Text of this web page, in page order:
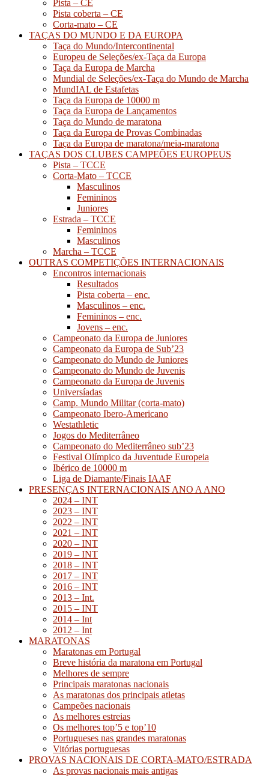
Pista – CE
Pista coberta – CE
Corta-mato – CE
TAÇAS DO MUNDO E DA EUROPA
Taça do Mundo/Intercontinental
Europeu de Seleções/ex-Taça da Europa
Taça da Europa de Marcha
Mundial de Seleções/ex-Taça do Mundo de Marcha
MundIAL de Estafetas
Taça da Europa de 10000 m
Taça da Europa de Lançamentos
Taça do Mundo de maratona
Taça da Europa de Provas Combinadas
Taça da Europa de maratona/meia-maratona
TAÇAS DOS CLUBES CAMPEÕES EUROPEUS
Pista – TCCE
Corta-Mato – TCCE
Masculinos
Femininos
Juniores
Estrada – TCCE
Femininos
Masculinos
Marcha – TCCE
OUTRAS COMPETIÇÕES INTERNACIONAIS
Encontros internacionais
Resultados
Pista coberta – enc.
Masculinos – enc.
Femininos – enc.
Jovens – enc.
Campeonato da Europa de Juniores
Campeonato da Europa de Sub’23
Campeonato do Mundo de Juniores
Campeonato do Mundo de Juvenis
Campeonato da Europa de Juvenis
Universíadas
Camp. Mundo Militar (corta-mato)
Campeonato Ibero-Americano
Westathletic
Jogos do Mediterrâneo
Campeonato do Mediterrâneo sub’23
Festival Olímpico da Juventude Europeia
Ibérico de 10000 m
Liga de Diamante/Finais IAAF
PRESENÇAS INTERNACIONAIS ANO A ANO
2024 – INT
2023 – INT
2022 – INT
2021 – INT
2020 – INT
2019 – INT
2018 – INT
2017 – INT
2016 – INT
2013 – Int.
2015 – INT
2014 – Int
2012 – Int
MARATONAS
Maratonas em Portugal
Breve história da maratona em Portugal
Melhores de sempre
Principais maratonas nacionais
As maratonas dos principais atletas
Campeões nacionais
As melhores estreias
Os melhores top’5 e top’10
Portugueses nas grandes maratonas
Vitórias portuguesas
PROVAS NACIONAIS DE CORTA-MATO/ESTRADA
As provas nacionais mais antigas